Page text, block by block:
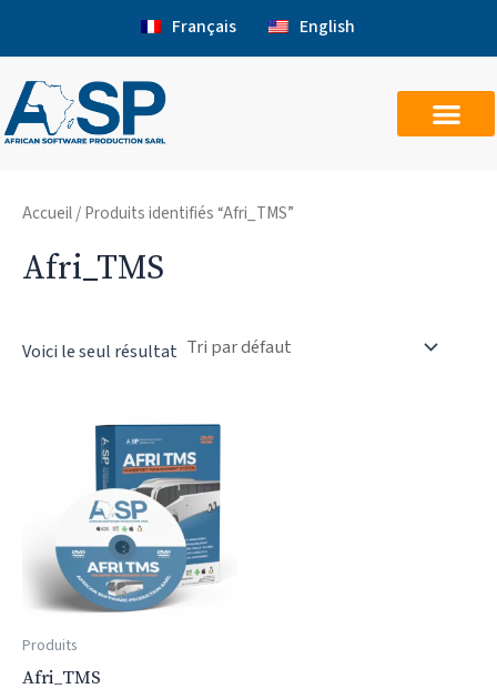
Français English
Accueil/ Produits identifiés “Afri_TMS”
Afri_TMS
Voici le seul résultat
Produits
Afri_TMS